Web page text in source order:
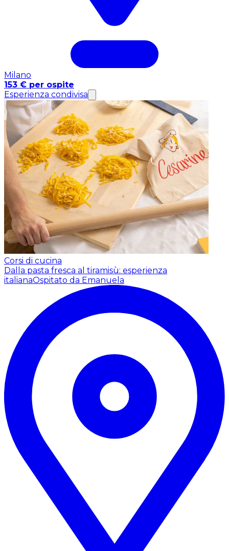
Milano
153 € per ospite
Esperienza condivisa
Corsi di cucina
Dalla pasta fresca al tiramisù: esperienza
italianaOspitato da Emanuela